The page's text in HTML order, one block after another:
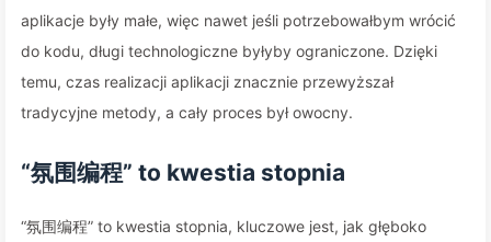
aplikacje były małe, więc nawet jeśli potrzebowałbym wrócić
do kodu, długi technologiczne byłyby ograniczone. Dzięki
temu, czas realizacji aplikacji znacznie przewyższał
tradycyjne metody, a cały proces był owocny.
“氛围编程” to kwestia stopnia
“氛围编程” to kwestia stopnia, kluczowe jest, jak głęboko